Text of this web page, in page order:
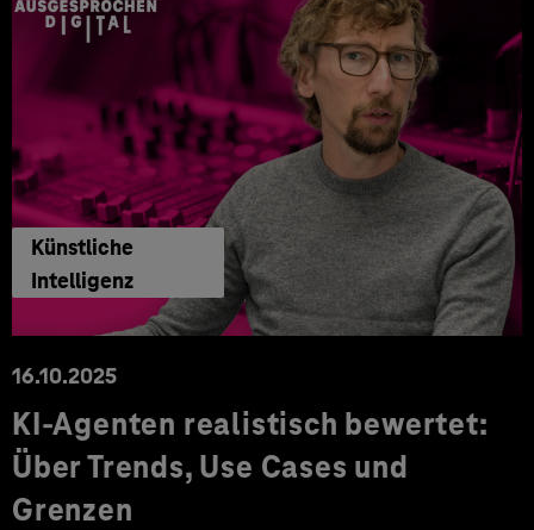
Künstliche
Intelligenz
16.10.2025
KI-Agenten realistisch bewertet:
Über Trends, Use Cases und
Grenzen